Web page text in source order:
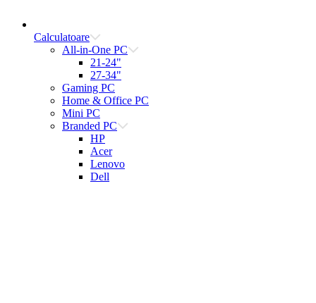
Calculatoare
All-in-One PC
21-24"
27-34"
Gaming PC
Home & Office PC
Mini PC
Branded PC
HP
Acer
Lenovo
Dell